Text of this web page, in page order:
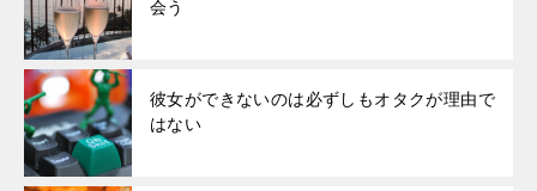
会う
彼女ができないのは必ずしもオタクが理由で
はない